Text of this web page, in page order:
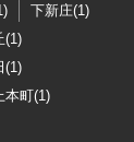
下新庄(1)
(1)
(1)
本町(1)